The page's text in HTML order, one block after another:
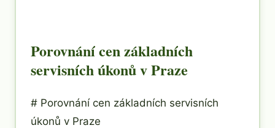
Porovnání cen základních
servisních úkonů v Praze
# Porovnání cen základních servisních
úkonů v Praze